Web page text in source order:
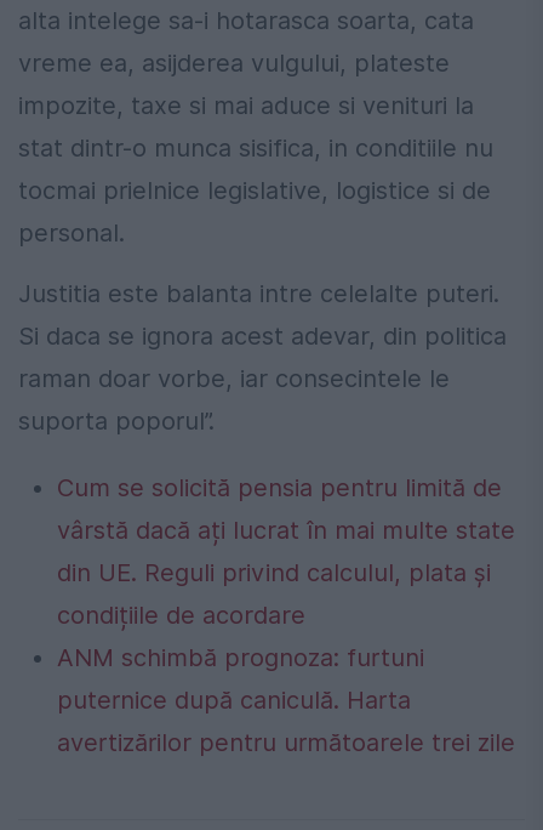
alta intelege sa-i hotarasca soarta, cata
vreme ea, asijderea vulgului, plateste
impozite, taxe si mai aduce si venituri la
stat dintr-o munca sisifica, in conditiile nu
tocmai prielnice legislative, logistice si de
personal.
Justitia este balanta intre celelalte puteri.
Si daca se ignora acest adevar, din politica
raman doar vorbe, iar consecintele le
suporta poporul”.
Cum se solicită pensia pentru limită de
vârstă dacă ați lucrat în mai multe state
din UE. Reguli privind calculul, plata și
condițiile de acordare
ANM schimbă prognoza: furtuni
puternice după caniculă. Harta
avertizărilor pentru următoarele trei zile